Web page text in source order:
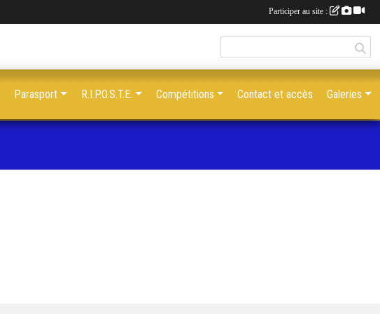
Parasport R.I.P.O.S.T.E. Compétitions Contact et accès Galeries
Participer au site :